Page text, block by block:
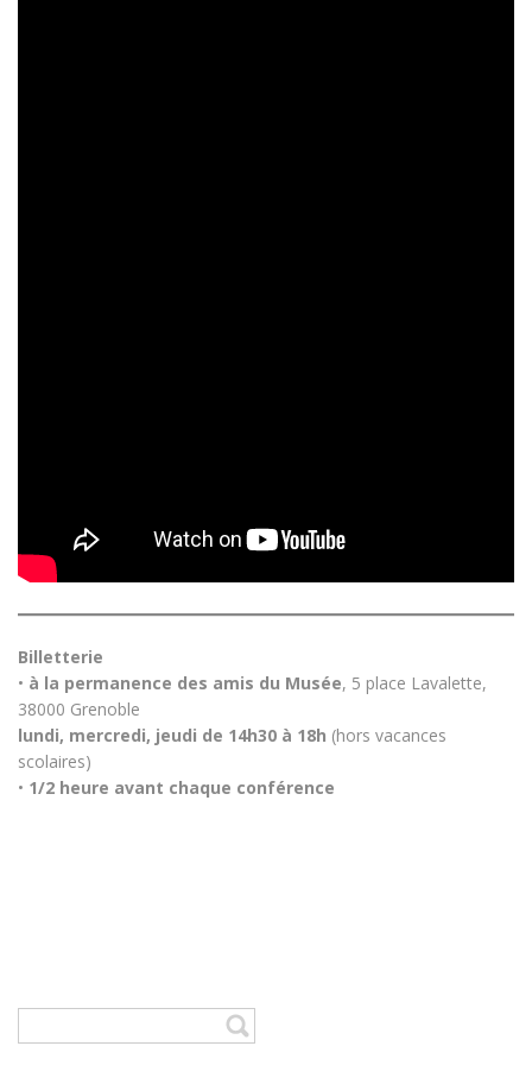
Billetterie
• à la permanence des amis du Musée, 5 place Lavalette,
38000 Grenoble
lundi, mercredi, jeudi de 14h30 à 18h (hors vacances
scolaires)
• 1/2 heure avant chaque conférence